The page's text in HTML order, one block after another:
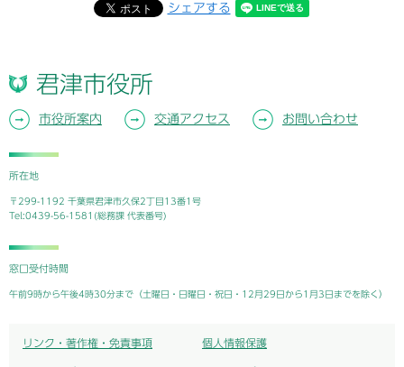
シェアする
君津市役所
市役所案内 交通アクセス お問い合わせ
所在地
〒299-1192 千葉県君津市久保2丁目13番1号
Tel:0439-56-1581(総務課 代表番号)
窓口受付時間
午前9時から午後4時30分まで（土曜日・日曜日・祝日・12月29日から1月3日までを除く）
リンク・著作権・免責事項 個人情報保護